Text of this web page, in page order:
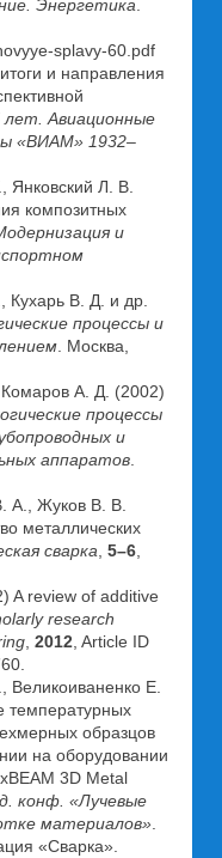
Энергетика
splavy-60.pdf
и направления
лет. Авиационные
«ВИАМ» 1932–
Янковский Л. В.
композитных
и
Кухарь В. Д. и др.
процессы и
. Москва,
А. Д. (2002)
процессы
и
аппаратов
А., Жуков В. В.
металлических
сварка 5–6
A review of additive
research
2012 , Article ID
Е.
температурных
образцов
на оборудовании
3D Metal
конф. «Лучевые
материалов»
«Сварка».